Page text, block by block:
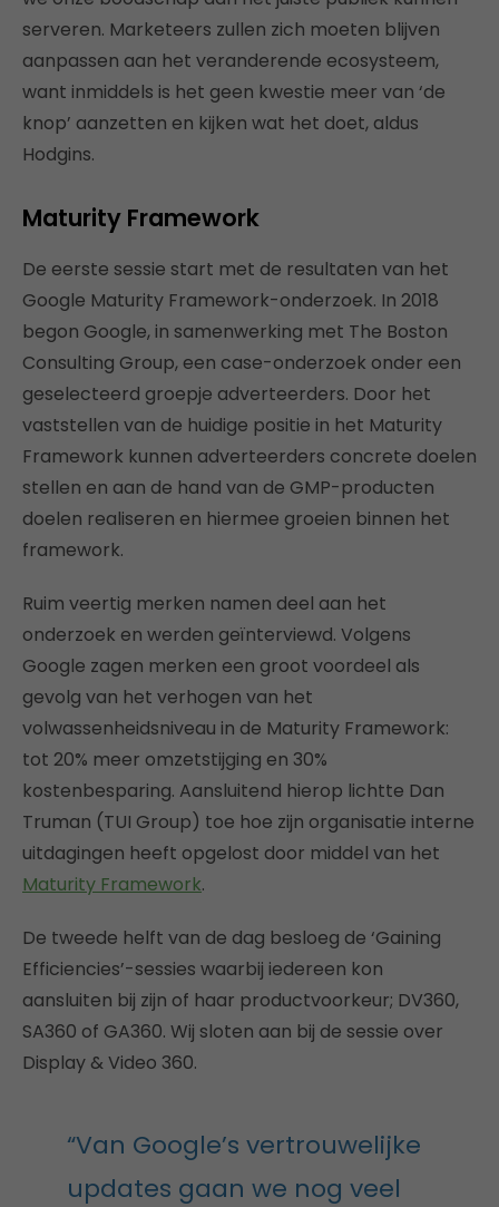
serveren. Marketeers zullen zich moeten blijven
aanpassen aan het veranderende ecosysteem,
want inmiddels is het geen kwestie meer van ‘de
knop’ aanzetten en kijken wat het doet, aldus
Hodgins.
Maturity Framework
De eerste sessie start met de resultaten van het
Google Maturity Framework-onderzoek. In 2018
begon Google, in samenwerking met The Boston
Consulting Group, een case-onderzoek onder een
geselecteerd groepje adverteerders. Door het
vaststellen van de huidige positie in het Maturity
Framework kunnen adverteerders concrete doelen
stellen en aan de hand van de GMP-producten
doelen realiseren en hiermee groeien binnen het
framework.
Ruim veertig merken namen deel aan het
onderzoek en werden geïnterviewd. Volgens
Google zagen merken een groot voordeel als
gevolg van het verhogen van het
volwassenheidsniveau in de Maturity Framework:
tot 20% meer omzetstijging en 30%
kostenbesparing. Aansluitend hierop lichtte Dan
Truman (TUI Group) toe hoe zijn organisatie interne
uitdagingen heeft opgelost door middel van het
Maturity Framework.
De tweede helft van de dag besloeg de ‘Gaining
Efficiencies’-sessies waarbij iedereen kon
aansluiten bij zijn of haar productvoorkeur; DV360,
SA360 of GA360. Wij sloten aan bij de sessie over
Display & Video 360.
“Van Google’s vertrouwelijke
updates gaan we nog veel